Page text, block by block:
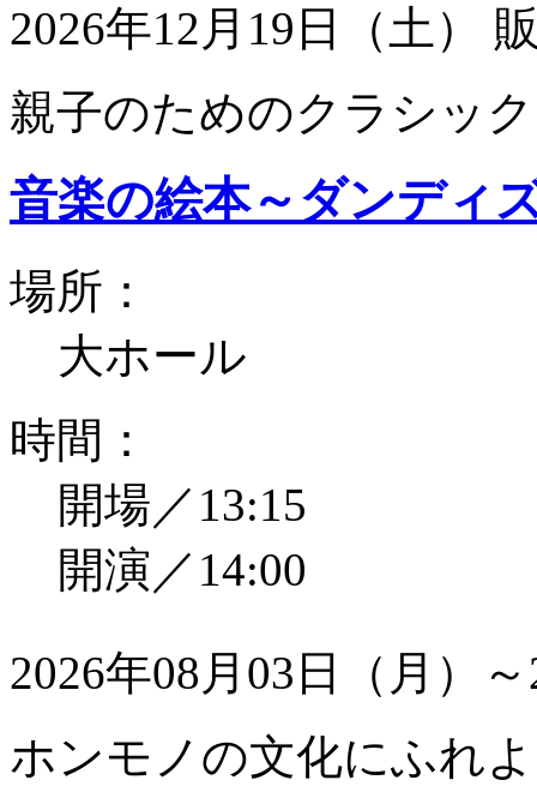
2026年12月19日（土）
親子のためのクラシッ
音楽の絵本～ダンディ
場所：
大ホール
時間：
開場／13:15
開演／14:00
2026年08月03日（月）
ホンモノの文化にふれ